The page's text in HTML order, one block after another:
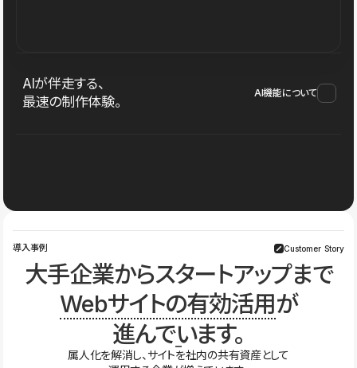
AIが伴走する、
最速の制作体験。
AI機能について
導入事例 Customer Story
大手企業からスタートアップまで
Webサイトの有効活用が
進んでいます。
属人化を解消し、サイトを社内の共有資産として